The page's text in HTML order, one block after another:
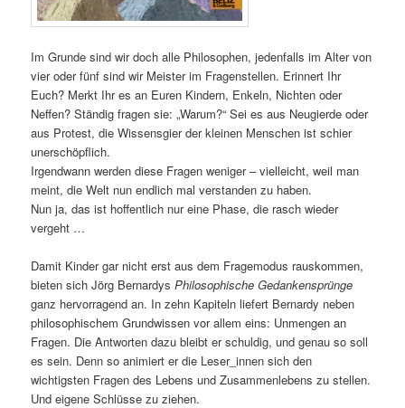
Im Grunde sind wir doch alle Philosophen, jedenfalls im Alter von
vier oder fünf sind wir Meister im Fragenstellen. Erinnert Ihr
Euch? Merkt Ihr es an Euren Kindern, Enkeln, Nichten oder
Neffen? Ständig fragen sie: „Warum?“ Sei es aus Neugierde oder
aus Protest, die Wissensgier der kleinen Menschen ist schier
unerschöpflich.
Irgendwann werden diese Fragen weniger – vielleicht, weil man
meint, die Welt nun endlich mal verstanden zu haben.
Nun ja, das ist hoffentlich nur eine Phase, die rasch wieder
vergeht …
Damit Kinder gar nicht erst aus dem Fragemodus rauskommen,
bieten sich Jörg BernardysPhilosophische Gedankensprünge
ganz hervorragend an. In zehn Kapiteln liefert Bernardy neben
philosophischem Grundwissen vor allem eins: Unmengen an
Fragen. Die Antworten dazu bleibt er schuldig, und genau so soll
es sein. Denn so animiert er die Leser_innen sich den
wichtigsten Fragen des Lebens und Zusammenlebens zu stellen.
Und eigene Schlüsse zu ziehen.